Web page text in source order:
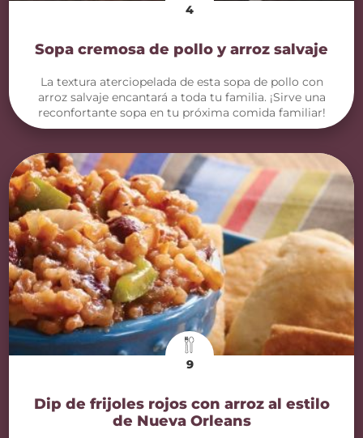
4
Sopa cremosa de pollo y arroz salvaje
La textura aterciopelada de esta sopa de pollo con
arroz salvaje encantará a toda tu familia. ¡Sirve una
reconfortante sopa en tu próxima comida familiar!
9
Dip de frijoles rojos con arroz al estilo
de Nueva Orleans